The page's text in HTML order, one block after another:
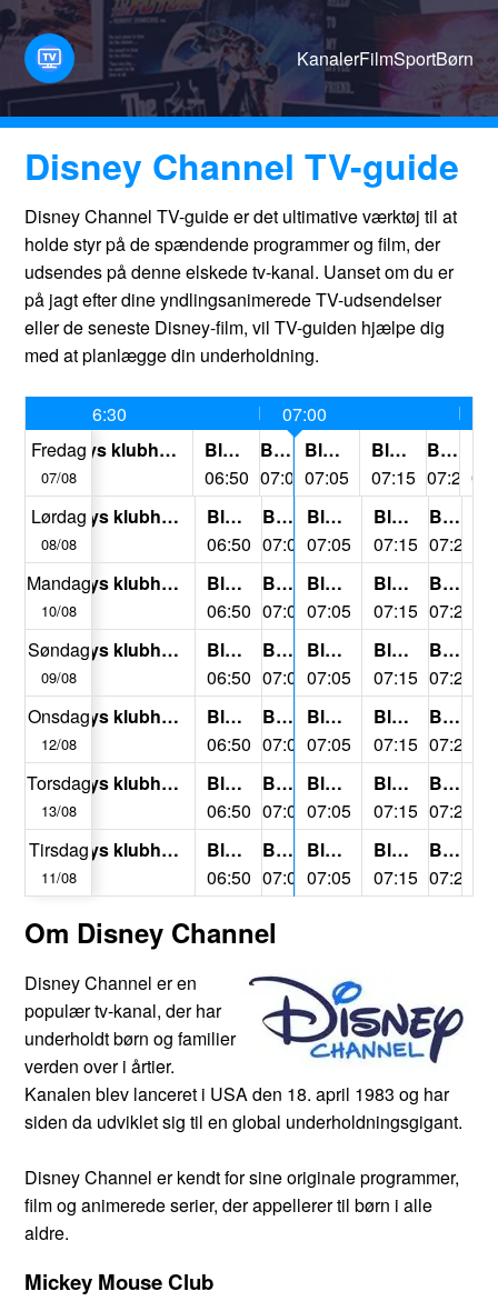
KanalerFilmSportBørn
Disney Channel TV-guide
Disney Channel TV-guide er det ultimative værktøj til at
holde styr på de spændende programmer og film, der
udsendes på denne elskede tv-kanal. Uanset om du er
på jagt efter dine yndlingsanimerede TV-udsendelser
eller de seneste Disney-film, vil TV-guiden hjælpe dig
med at planlægge din underholdning.
06:30 07:00
Fredag
07/08
Lørdag
08/08
Mandag
10/08
Søndag
09/08
Onsdag
12/08
Torsdag
13/08
Tirsdag
11/08
Mickeys klubhus+
06:25
Bluey
06:50
Bluey
07:00
Bluey
07:05
Bluey
07:15
Bluey
07:25
Mickeys klubhus+
06:25
Bluey
06:50
Bluey
07:00
Bluey
07:05
Bluey
07:15
Bluey
07:25
Mickeys klubhus+
06:25
Bluey
06:50
Bluey
07:00
Bluey
07:05
Bluey
07:15
Bluey
07:25
Mickeys klubhus+
06:25
Bluey
06:50
Bluey
07:00
Bluey
07:05
Bluey
07:15
Bluey
07:25
Mickeys klubhus+
06:25
Bluey
06:50
Bluey
07:00
Bluey
07:05
Bluey
07:15
Bluey
07:25
Mickeys klubhus+
06:25
Bluey
06:50
Bluey
07:00
Bluey
07:05
Bluey
07:15
Bluey
07:25
Mickeys klubhus+
06:25
Bluey
06:50
Bluey
07:00
Bluey
07:05
Bluey
07:15
Bluey
07:25
Om Disney Channel
Disney Channel er en
populær tv-kanal, der har
underholdt børn og familier
verden over i årtier.
Kanalen blev lanceret i USA den 18. april 1983 og har
siden da udviklet sig til en global underholdningsgigant.
Disney Channel er kendt for sine originale programmer,
film og animerede serier, der appellerer til børn i alle
aldre.
Mickey Mouse Club